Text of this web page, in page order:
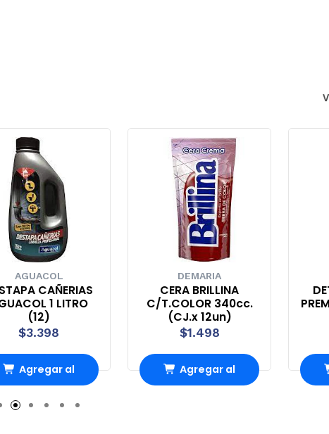
AGUACOL
CAÑERIAS
1 LITRO
(12)
$3.398
Agregar al
carrito
DEMARIA
CERA BRILLINA
C/T.COLOR 340cc.
(CJ.x 12un)
$1.498
Agregar al